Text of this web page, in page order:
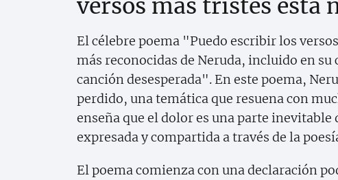
versos más tristes esta
El célebre poema "Puedo escribir los
más reconocidas de Neruda, incluido en
canción desesperada". En este poema,
perdido, una temática que resuena con
enseña que el dolor es una parte inevitable
expresada y compartida a través de la
El poema comienza con una declaración